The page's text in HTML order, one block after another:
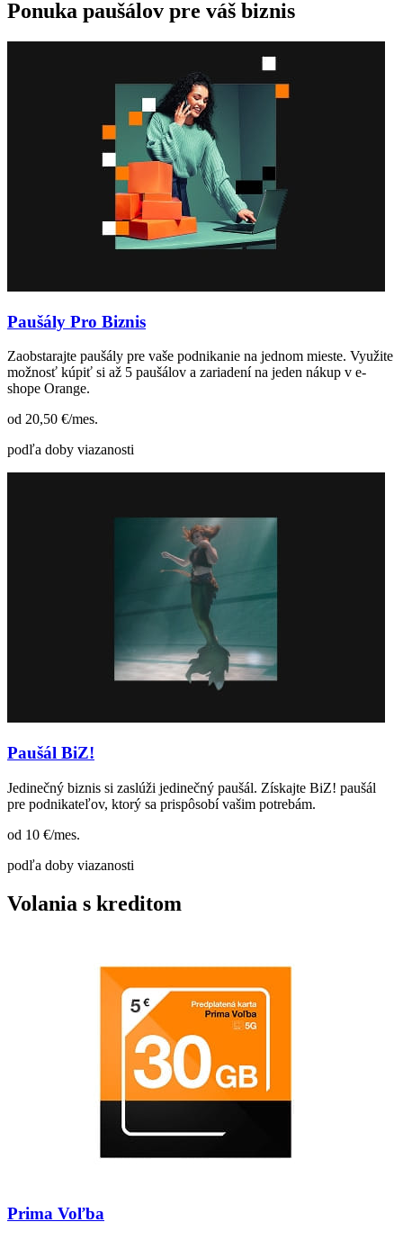
Ponuka paušálov pre váš biznis
Paušály Pro Biznis
Zaobstarajte paušály pre vaše podnikanie na jednom mieste. Využite
možnosť kúpiť si až 5 paušálov a zariadení na jeden nákup v e-
shope Orange.
od 20,50 €/mes.
podľa doby viazanosti
Paušál BiZ!
Jedinečný biznis si zaslúži jedinečný paušál. Získajte BiZ! paušál
pre podnikateľov, ktorý sa prispôsobí vašim potrebám.
od 10 €/mes.
podľa doby viazanosti
Volania s kreditom
Prima Voľba